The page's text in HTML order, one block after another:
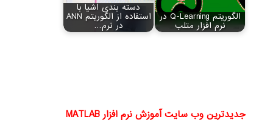
الگوریتم Q-Learning در
نرم افزار متلب
دسته بندی اشیا با
استفاده از الگوریتم ANN
در نرم…
جدیدترین وب سایت آموزش نرم افزار MATLAB